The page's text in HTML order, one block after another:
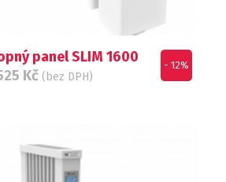
panel SLIM 1600
Kč (bez DPH)
- 12%